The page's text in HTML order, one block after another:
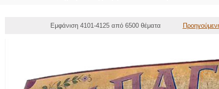
Εμφάνιση 4101-4125 από 6500 θέματα